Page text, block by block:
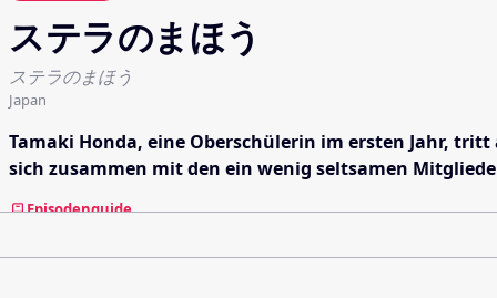
ステラのまほう
ステラのまほう
Japan
Tamaki Honda, eine Oberschülerin im ersten Jahr,
sich zusammen mit den ein wenig seltsamen
Episodenguide